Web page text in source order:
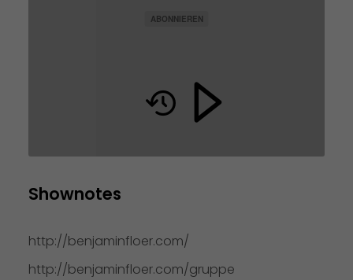
ABONNIEREN
Shownotes
http://benjaminfloer.com/
http://benjaminfloer.com/gruppe